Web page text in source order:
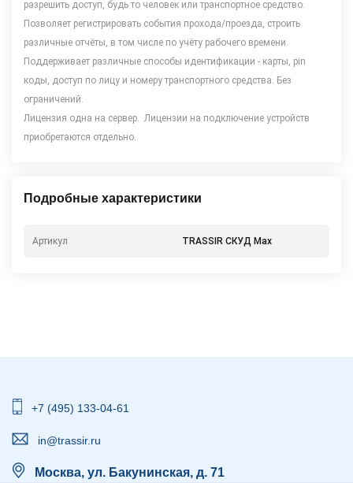
разрешить доступ, будь то человек или транспортное средство.
Позволяет регистрировать события прохода/проезда, строить
различные отчёты, в том числе по учёту рабочего времени.
Поддерживает различные способы идентификации - карты, pin
коды, доступ по лицу и номеру транспортного средства. Без
ограничений.
Лицензия одна на сервер. Лицензии на подключение устройств
приобретаются отдельно.
Подробные характеристики
Артикул TRASSIR СКУД Max
+7 (495) 133-04-61
in@trassir.ru
Москва, ул. Бакунинская, д. 71